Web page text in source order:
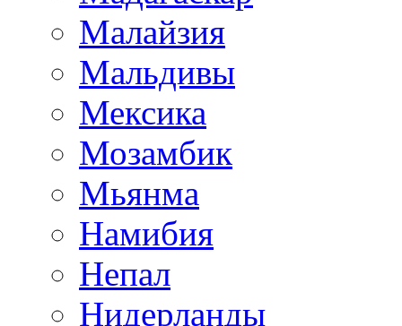
Малайзия
Мальдивы
Мексика
Мозамбик
Мьянма
Намибия
Непал
Нидерланды